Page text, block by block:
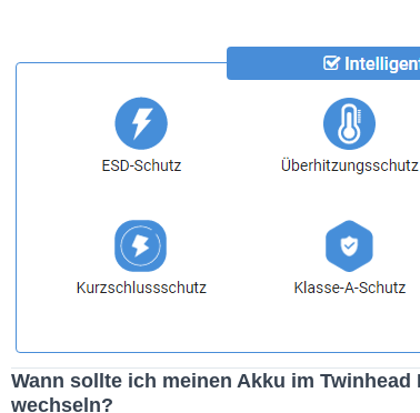
Wann sollte ich meinen Akku im Twinhead
wechseln?